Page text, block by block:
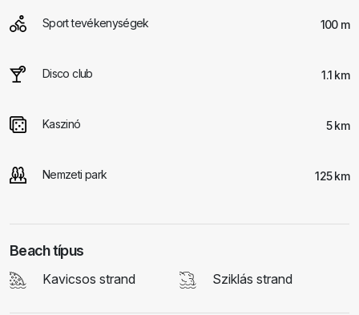
Sport tevékenységek 100 m
Disco club 1.1 km
Kaszinó 5 km
Nemzeti park 125 km
Beach típus
Kavicsos strand Sziklás strand